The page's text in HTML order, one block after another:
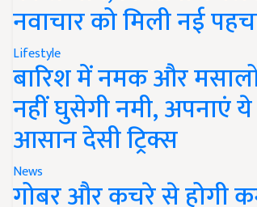
नवाचार को मिली नई
Lifestyle
बारिश में नमक और
नहीं घुसेगी नमी, अपनाएं
आसान देसी ट्रिक्स
News
गोबर और कचरे से होगी